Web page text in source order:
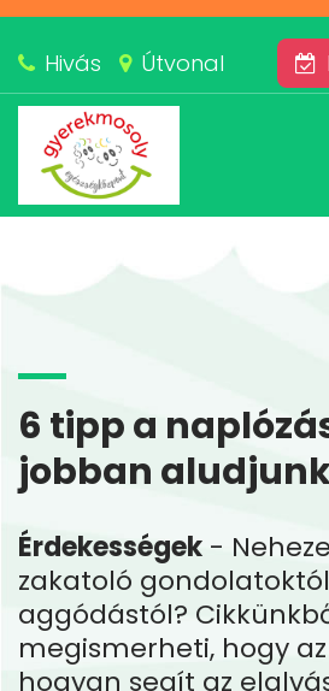
Hivás Útvonal
6 tipp a
jobban
Érdekességek -
zakatoló
aggódástól?
megismerheti, hogy
hogyan segít az